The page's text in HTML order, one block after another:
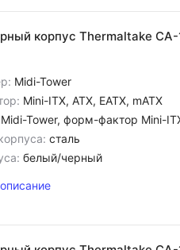
компьютерные корпуса
корпус Thermaltake
Midi-Tower
Mini-ITX, ATX, EATX, mATX
Midi-Tower, форм-фактор Mini-ITX, ATX, EATX, mATX,
сталь
белый/черный